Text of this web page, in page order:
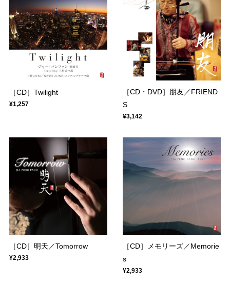
［CD］Twilight
¥1,257
［CD・DVD］朋友／FRIEND
S
¥3,142
［CD］明天／Tomorrow
¥2,933
［CD］メモリーズ／Memorie
s
¥2,933